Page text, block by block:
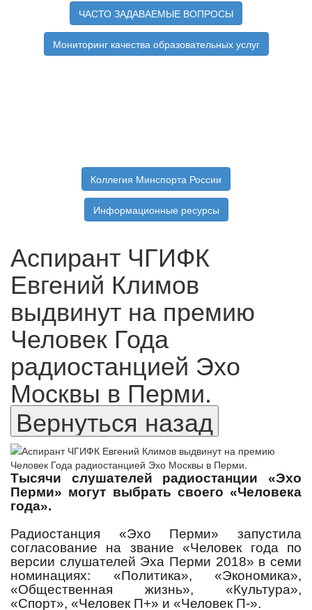
ЧАСТО ЗАДАВАЕМЫЕ ВОПРОСЫ
Мониторинг качества образовательных услуг
Коллегия Минспорта России
Информационные ресурсы
Аспирант ЧГИФК
Евгений Климов
выдвинут на премию
Человек Года
радиостанцией Эхо
Москвы в Перми.
Тысячи слушателей радиостанции «Эхо
Перми» могут выбрать своего «Человека
года».
Радиостанция «Эхо Перми» запустила
согласование на звание «Человек года по
версии слушателей Эха Перми 2018» в семи
номинациях: «Политика», «Экономика»,
«Общественная жизнь», «Культура»,
«Спорт», «Человек П+» и «Человек П-».